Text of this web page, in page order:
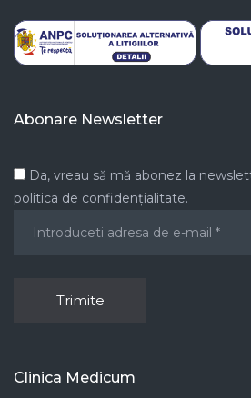
Abonare Newsletter
Da, vreau să mă abonez la
politica de confidențialitate.
Clinica Medicum